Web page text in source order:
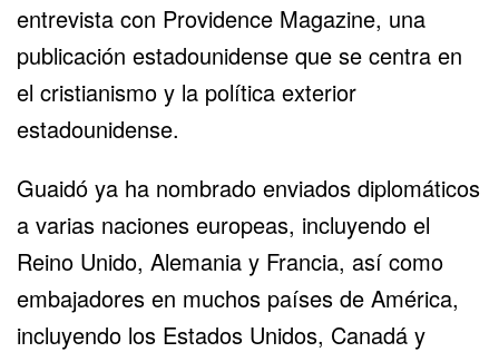
entrevista con Providence Magazine, una
publicación estadounidense que se centra en
el cristianismo y la política exterior
estadounidense.
Guaidó ya ha nombrado enviados diplomáticos
a varias naciones europeas, incluyendo el
Reino Unido, Alemania y Francia, así como
embajadores en muchos países de América,
incluyendo los Estados Unidos, Canadá y